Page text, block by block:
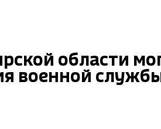
области
военной